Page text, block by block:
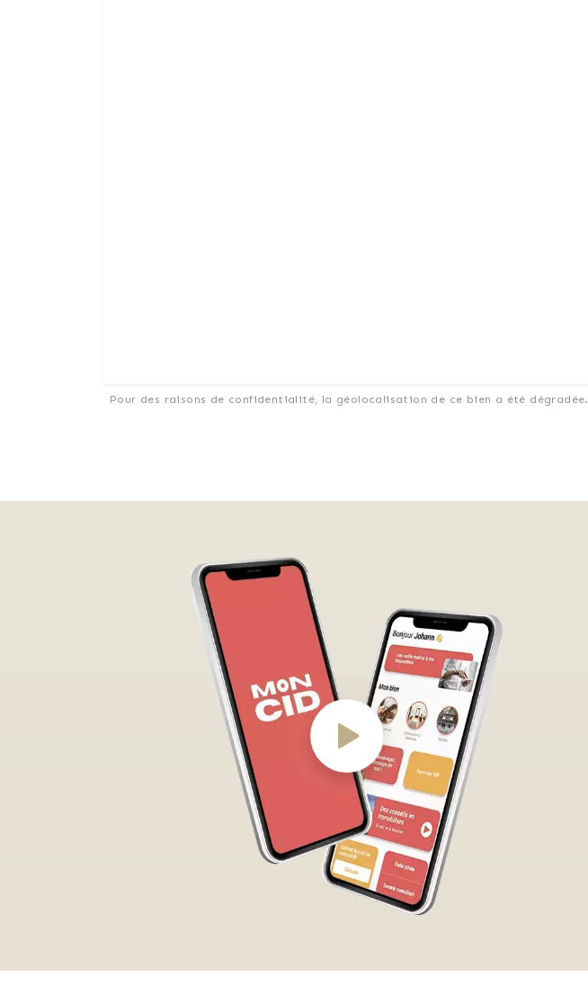
Pour des raisons de confidentialité, la géolocalisation de ce bien a été dégradée.